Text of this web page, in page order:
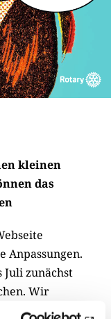
kleinen
das
Anpassungen.
Juli zunächst
Wir
aller